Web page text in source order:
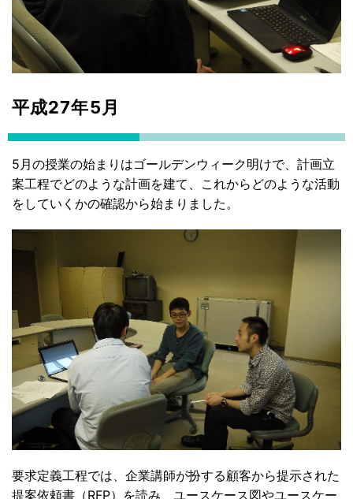
平成27年5月
5月の授業の始まりはゴールデンウィーク明けで、計画立
案工程でどのような計画を建て、これからどのような活動
をしていくかの確認から始まりました。
要求定義工程では、企業講師が扮する顧客から提示された
提案依頼書（RFP）を読み、ユースケース図やユースケー